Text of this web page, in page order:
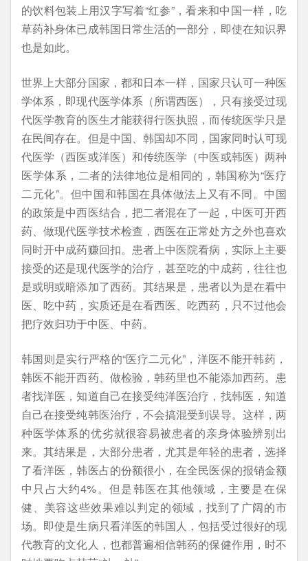
的饮料包装上用汉字写着“红参”，看来和中国一样，吃
草药补身体已成韩国日常生活的一部分，即使在知识界
也是如此。
世界上大部分国家，都和日本一样，国家只认可一种医
学体系，即现代医学体系（所谓西医），只有接受过现
代医学教育的医生才能获得行医执照，而传统医学只是
在民间存在。但是中国、韩国却不同，国家同时认可现
代医学（西医或洋医）和传统医学（中医或韩医）两种
医学体系，二者的法律地位是相同的，韩国称为“医疗
二元化”。但中国和韩国在具体做法上又有不同。中国
的政策是中西医结合，把二者混在了一起，中医可开西
药、做现代医学技术检查，西医在正常处方之外也喜欢
同时开中成药赚回扣。患者上中医院看病，实际上主要
接受的还是现代医学的治疗，甚至吃的中成药，往往也
是或明或暗添加了西药。其结果是，患者以为是在看中
医、吃中药，实质还是在看西医、吃西药，只不过他会
把疗效归功于中医、中药。
韩国则是实行严格的“医疗二元化”，洋医不能开韩药，
韩医不能开西药、做检验，韩药里也不能添加西药。患
者找洋医，知道自己在接受纯洋医治疗，找韩医，知道
自己在接受纯韩医治疗，不会搞混受到误导。这样，两
种医学体系的优劣就很容易被患者的亲身体验辨别出
来。其结果是，大部分患者，尤其是年轻的患者，选择
了看洋医，韩医占的份额很小，在全民医保的报销金额
中只占大约4%。但是韩医在其他领域，主要是在保
健、美容这些效果难以判定的领域，找到了广阔的市
场。即使是生病只看洋医的韩国人，包括受过很好的现
代教育的文化人，也都普遍相信韩药的保健作用，时不